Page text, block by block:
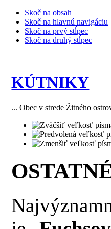
Skoč na obsah
Skoč na hlavnú navigáciu
Skoč na prvý stĺpec
Skoč na druhý stĺpec
KÚTNIKY
... Obec v strede Žitného